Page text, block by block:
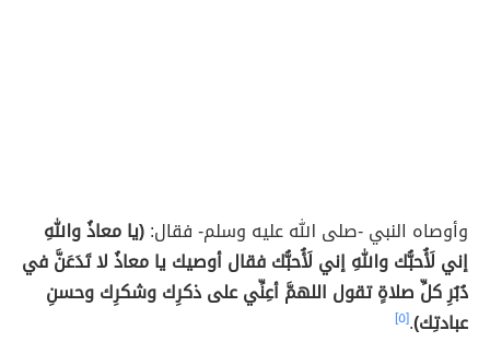
وأوصاه النبي -صلى الله عليه وسلم- فقال:(يا معاذُ واللهِ
إني لَأُحبُّك واللهِ إني لَأُحبُّك فقال أوصيك يا معاذُ لا تَدَعَنَّ في
دُبُرِ كلِّ صلاةٍ تقول اللهمَّ أعِنِّي على ذكرِك وشكرِك وحسنِ
عبادتِك).[٥]